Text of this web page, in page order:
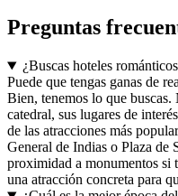
Preguntas
¿Buscas hoteles
Puede que tengas ganas de
Bien, tenemos lo que
catedral, sus lugares de
de las atracciones más
General de Indias o Plaza de
proximidad a monumentos si
una atracción concreta para